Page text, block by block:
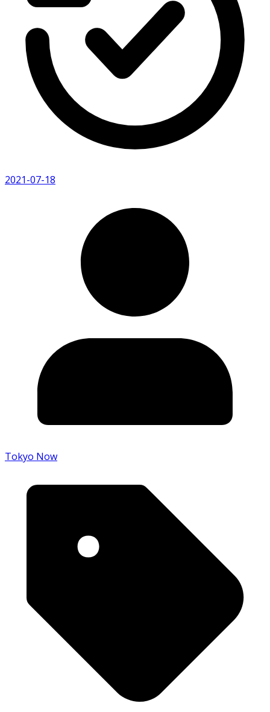
2021-07-18
Tokyo Now